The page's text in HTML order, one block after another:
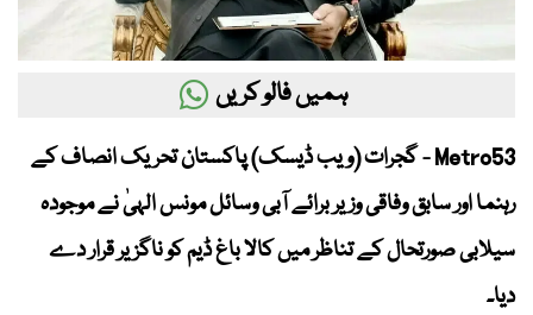
ہمیں فالو کریں
Metro53 - گجرات (ویب ڈیسک) پاکستان تحریک انصاف کے
رہنما اور سابق وفاقی وزیر برائے آبی وسائل مونس الہیٰ نے موجودہ
سیلابی صورتحال کے تناظر میں کالا باغ ڈیم کو ناگزیر قرار دے
دیا۔